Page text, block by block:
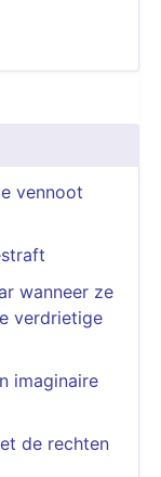
vennoot
wanneer ze
verdrietige
imaginaire
de rechten